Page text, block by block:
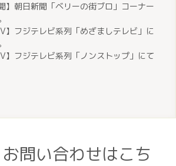
】朝日新聞「ベリーの街ブロ」コーナー
】フジテレビ系列「めざましテレビ」に
】フジテレビ系列「ノンストップ」にて
問い合わせはこち